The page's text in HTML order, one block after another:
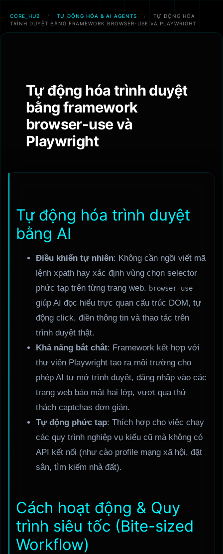
CORE_HUB / TỰ ĐỘNG HÓA & AI AGENTS /
TỰ ĐỘNG HÓA
TRÌNH DUYỆT BẰNG FRAMEWORK BROWSER-USE VÀ PLAYWRIGHT
Chuyển
Tự động hóa trình duyệt
bằng framework
browser-use và
Playwright
Tự động hóa trình duyệt
bằng AI
Điều khiển tự nhiên: Không cần ngồi viết mã
lệnh xpath hay xác định vùng chọn selector
phức tạp trên từng trang web. browser-use
giúp AI đọc hiểu trực quan cấu trúc DOM, tự
động click, điền thông tin và thao tác trên
trình duyệt thật.
Khả năng bắt chắt: Framework kết hợp với
thư viện Playwright tạo ra môi trường cho
phép AI tự mở trình duyệt, đăng nhập vào các
trang web bảo mật hai lớp, vượt qua thử
thách captchas đơn giản.
Tự động phức tạp: Thích hợp cho việc chạy
các quy trình nghiệp vụ kiểu cũ mà không có
API kết nối (như cào profile mạng xã hội, đặt
sân, tìm kiếm nhà đất).
Cách hoạt động & Quy
trình siêu tốc (Bite-sized
Workflow)